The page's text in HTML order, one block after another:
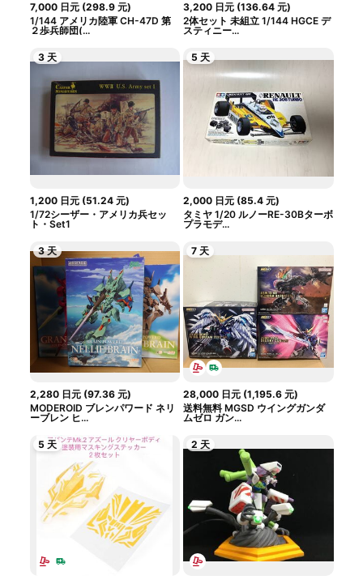
7,000 日元(298.9 元)
1/144 アメリカ陸軍 CH-47D 第
２歩兵師団(...
3,200 日元 (136.64 元)
2体セット 未組立 1/144 HGCE デ
スティニー...
3 天
1,200 日元(51.24 元)
1/72シーザー・アメリカ兵セッ
ト・Set1
5 天
2,000 日元 (85.4 元)
タミヤ 1/20 ルノーRE-30Bターボ
プラモデ...
3 天
2,280 日元(97.36 元)
MODEROID ブレンパワード ネリ
ーブレン ヒ...
7 天
28,000 日元 (1,195.6 元)
送料無料 MGSD ウイングガンダ
ムゼロ ガン...
5 天 2 天